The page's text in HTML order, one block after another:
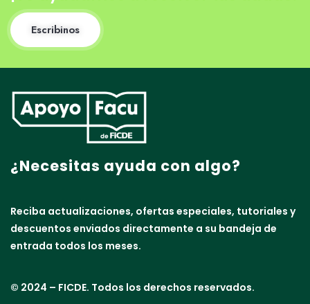
Escribinos
¿Necesitas ayuda con algo?
Reciba actualizaciones, ofertas especiales, tutoriales y
descuentos enviados directamente a su bandeja de
entrada todos los meses.
© 2024 – FICDE. Todos los derechos reservados.